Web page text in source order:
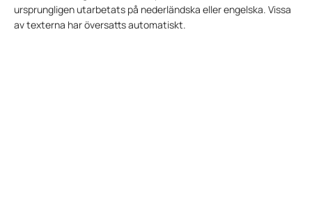
ursprungligen utarbetats på nederländska eller engelska. Vissa
av texterna har översatts automatiskt.